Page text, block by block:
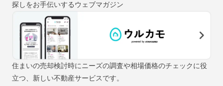
探しをお手伝いするウェブマガジン
住まいの売却検討時にニーズの調査や相場価格のチェックに役
立つ、新しい不動産サービスです。